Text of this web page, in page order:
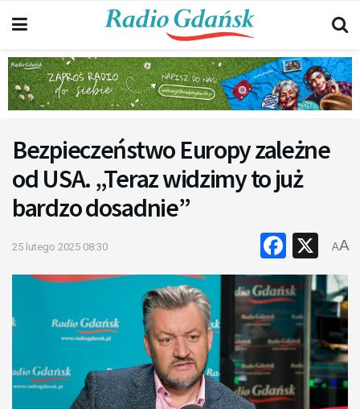
Bezpieczeństwo Europy zależne
od USA. „Teraz widzimy to już
bardzo dosadnie”
25 lutego 2025 08:30 X
AA